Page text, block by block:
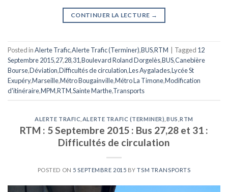
CONTINUER LA LECTURE →
Posted inAlerte Trafic,Alerte Trafic (Terminer),BUS,RTM Tagged 12
Septembre 2015,27,28,31,Boulevard Roland Dorgelès,BUS,Canebière
Bourse,Déviation,Difficultés de circulation,Les Aygalades,Lycée St
Exupéry,Marseille,Métro Bougainville,Métro La Timone,Modification
d'itinéraire,MPM,RTM,Sainte Marthe,Transports
ALERTE TRAFIC ALERTE TRAFIC (TERMINER) BUS ,RTM
RTM : 5 Septembre 2015 : Bus 27,28 et 31 :
Difficultés de circulation
POSTED ON 5 SEPTEMBRE 2015 BYTSM TRANSPORTS